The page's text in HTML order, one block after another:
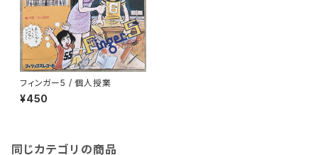
フィンガー5 / 個人授業
¥450
同じカテゴリの商品